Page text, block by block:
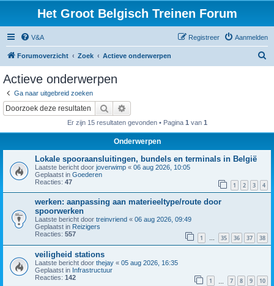
Het Groot Belgisch Treinen Forum
V&A Aanmelden
Registreer
Forumoverzicht Zoek Actieve onderwerpen
Actieve onderwerpen
Ga naar uitgebreid zoeken
Zoek
Er zijn 15 resultaten gevonden • Pagina 1 van 1
Onderwerpen
Lokale spooraansluitingen, bundels en terminals in België
Laatste bericht door joverwimp « 06 aug 2026, 10:05
Geplaatst in Goederen
Reacties: 47 1 2 3 4
werken: aanpassing aan materieeltype/route door
spoorwerken
Laatste bericht door treinvriend « 06 aug 2026, 09:49
Geplaatst in Reizigers
Reacties: 557 1 … 35 36 37 38
veiligheid stations
Laatste bericht door thejay « 05 aug 2026, 16:35
Geplaatst in Infrastructuur
Reacties: 142 1 7 8 9 10